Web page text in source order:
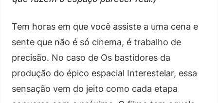
Tem horas em que você assiste a uma cena e
sente que não é só cinema, é trabalho de
precisão. No caso de Os bastidores da
produção do épico espacial Interestelar, essa
sensação vem do jeito como cada etapa